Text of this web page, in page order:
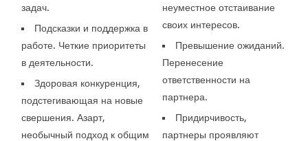
задач.
Подсказки и поддержка в
работе. Четкие приоритеты
в деятельности.
Здоровая конкуренция,
подстегивающая на новые
свершения. Азарт,
необычный подход к общим
неуместное отстаивание
своих интересов.
Превышение ожиданий.
Перенесение
ответственности на
партнера.
Придирчивость,
партнеры проявляют